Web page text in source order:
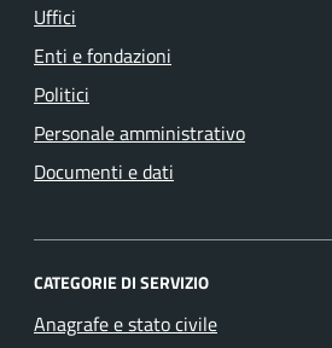
Uffici
Enti e fondazioni
Politici
Personale amministrativo
Documenti e dati
CATEGORIE DI SERVIZIO
Anagrafe e stato civile